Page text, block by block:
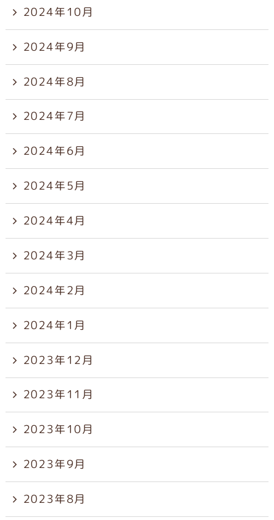
2024年10月
2024年9月
2024年8月
2024年7月
2024年6月
2024年5月
2024年4月
2024年3月
2024年2月
2024年1月
2023年12月
2023年11月
2023年10月
2023年9月
2023年8月